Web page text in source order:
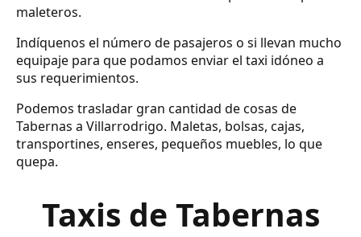
maleteros.
Indíquenos el número de pasajeros o si llevan mucho
equipaje para que podamos enviar el taxi idóneo a
sus requerimientos.
Podemos trasladar gran cantidad de cosas de
Tabernas a Villarrodrigo. Maletas, bolsas, cajas,
transportines, enseres, pequeños muebles, lo que
quepa.
Taxis de Tabernas